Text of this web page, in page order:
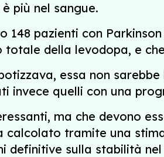
più nel sangue.
148 pazienti con
della levodopa, e
essa non
invece quelli con una
ma che devono
calcolato tramite una
definitive sulla stabilità